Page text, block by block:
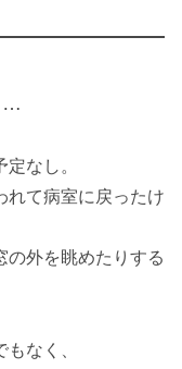
…
なし。
れて病室に戻ったけ
の外を眺めたりする
なく、